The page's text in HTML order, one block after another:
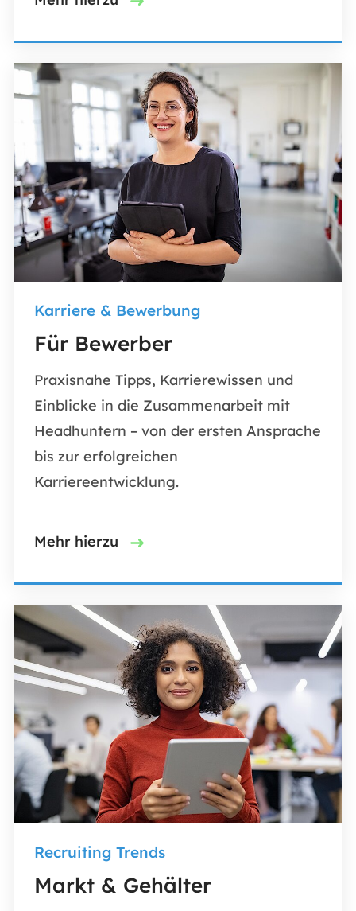
Karriere & Bewerbung
Für Bewerber
Praxisnahe Tipps, Karrierewissen und
Einblicke in die Zusammenarbeit mit
Headhuntern – von der ersten Ansprache
bis zur erfolgreichen
Karriereentwicklung.
Mehr hierzu
Recruiting Trends
Markt & Gehälter